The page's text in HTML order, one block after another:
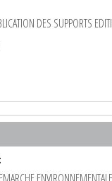
DES SUPPORTS